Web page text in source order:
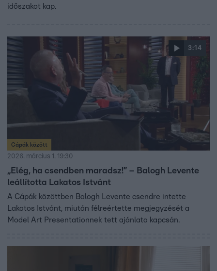
időszakot kap.
3:14
Cápák között
2026. március 1. 19:30
„Elég, ha csendben maradsz!” – Balogh Levente
leállította Lakatos Istvánt
A Cápák közöttben Balogh Levente csendre intette
Lakatos Istvánt, miután félreértette megjegyzését a
Model Art Presentationnek tett ajánlata kapcsán.